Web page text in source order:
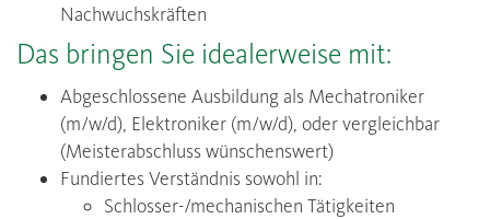
Nachwuchskräften
Das bringen Sie idealerweise mit:
Abgeschlossene Ausbildung als Mechatroniker
(m/w/d), Elektroniker (m/w/d), oder vergleichbar
(Meisterabschluss wünschenswert)
Fundiertes Verständnis sowohl in:
Schlosser-/mechanischen Tätigkeiten